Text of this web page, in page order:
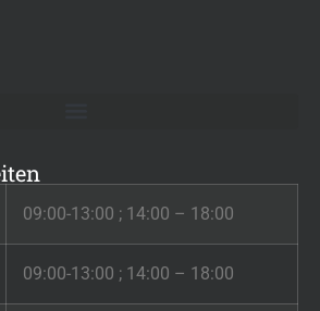
09:00-13:00 ; 14:00 – 18:00
09:00-13:00 ; 14:00 – 18:00